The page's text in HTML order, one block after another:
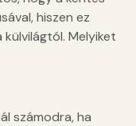
hiszen ez
Melyiket
számodra, ha